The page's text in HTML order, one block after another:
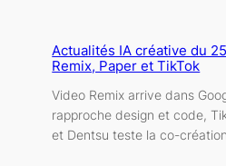
Actualités IA créative du
Remix, Paper et TikTok
Video Remix arrive dans
rapproche design et code,
et Dentsu teste la co-